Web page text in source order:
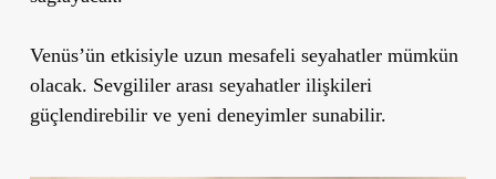
Venüs’ün etkisiyle uzun mesafeli seyahatler mümkün
olacak. Sevgililer arası seyahatler ilişkileri
güçlendirebilir ve yeni deneyimler sunabilir.